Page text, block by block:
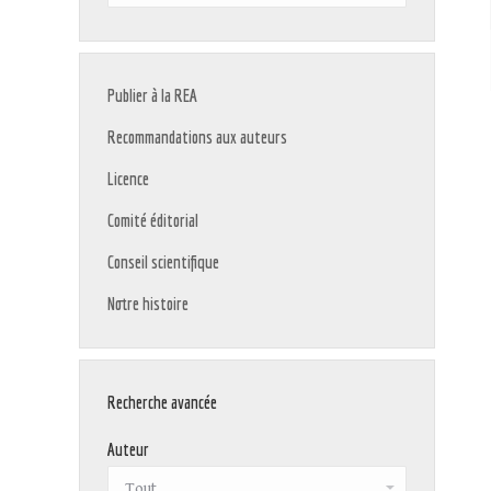
Publier à la REA
Recommandations aux auteurs
Licence
Comité éditorial
Conseil scientifique
Notre histoire
Recherche avancée
Auteur